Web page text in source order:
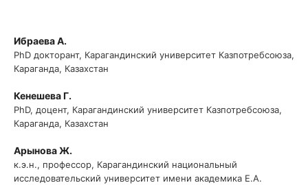
Ибраева А.
PhD докторант, Карагандинский университет Казпотребсоюза,
Караганда, Казахстан
Кенешева Г.
PhD, доцент, Карагандинский университет Казпотребсоюза,
Караганда, Казахстан
Арынова Ж.
к.э.н., профессор, Карагандинский национальный
исследовательский университет имени академика Е.А.